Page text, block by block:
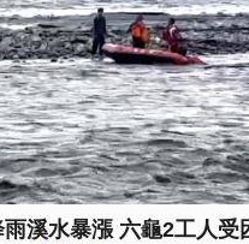
溪水暴漲 六龜2工人受